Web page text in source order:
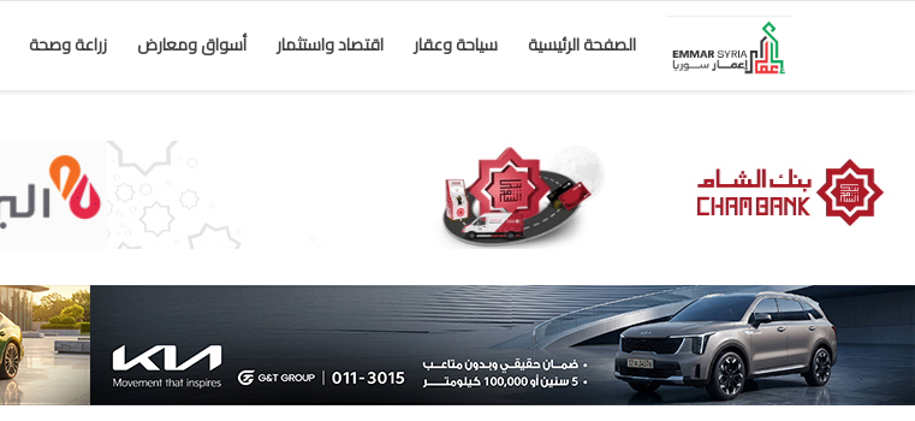
الصفحة الرئيسية سياحة وعقار اقتصاد واستثمار أسواق ومعارض زراعة وصحة